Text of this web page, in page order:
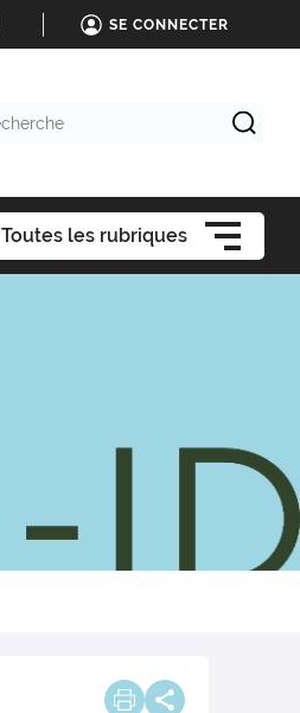
SE CONNECTER
Toutes les rubriques